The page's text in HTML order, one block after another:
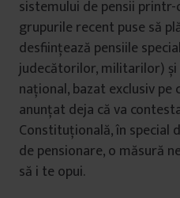
sistemului de pensii
grupurile recent puse să
desființează pensiile
judecătorilor, militarilor) și
național, bazat exclusiv
anunțat deja că va
Constituțională, în special
de pensionare, o măsură
să i te opui.